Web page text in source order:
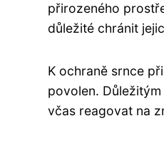
přirozeného
důležité chránit
K ochraně srnce
povolen.
včas reagovat na